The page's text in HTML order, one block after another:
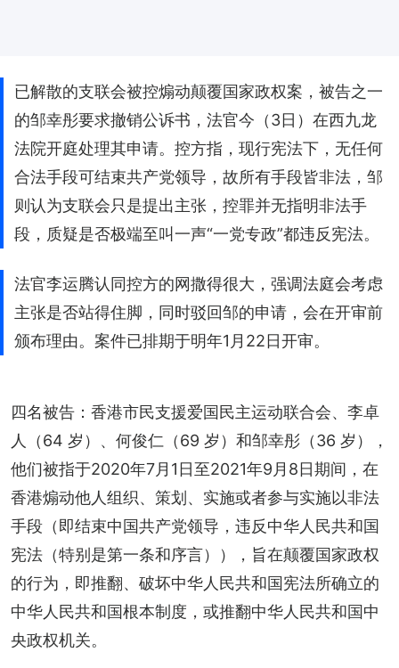
已解散的支联会被控煽动颠覆国家政权案，被告之一
的邹幸彤要求撤销公诉书，法官今（3日）在西九龙
法院开庭处理其申请。控方指，现行宪法下，无任何
合法手段可结束共产党领导，故所有手段皆非法，邹
则认为支联会只是提出主张，控罪并无指明非法手
段，质疑是否极端至叫一声“一党专政”都违反宪法。
法官李运腾认同控方的网撒得很大，强调法庭会考虑
主张是否站得住脚，同时驳回邹的申请，会在开审前
颁布理由。案件已排期于明年1月22日开审。
四名被告：香港市民支援爱国民主运动联合会、李卓
人（64 岁）、何俊仁（69 岁）和邹幸彤（36 岁），
他们被指于2020年7月1日至2021年9月8日期间，在
香港煽动他人组织、策划、实施或者参与实施以非法
手段（即结束中国共产党领导，违反中华人民共和国
宪法（特别是第一条和序言）），旨在颠覆国家政权
的行为，即推翻、破坏中华人民共和国宪法所确立的
中华人民共和国根本制度，或推翻中华人民共和国中
央政权机关。